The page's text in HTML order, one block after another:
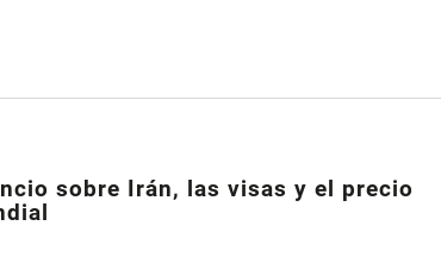
sobre Irán, las visas y el precio